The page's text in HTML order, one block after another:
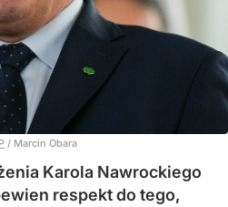
/ Marcin Obara
Karola Nawrockiego
respekt do tego,